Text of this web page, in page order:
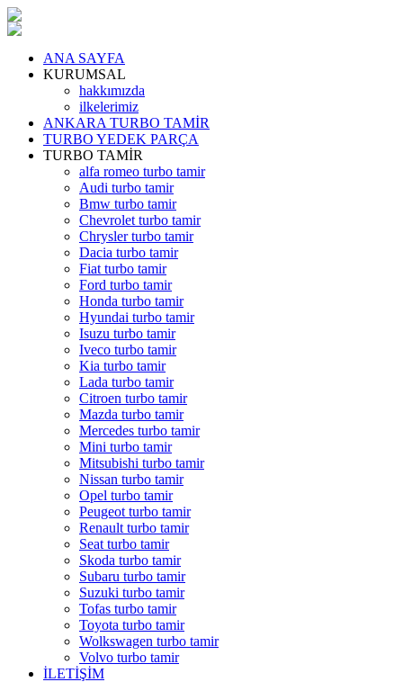
ANA SAYFA
KURUMSAL
hakkımızda
ilkelerimiz
ANKARA TURBO TAMİR
TURBO YEDEK PARÇA
TURBO TAMİR
alfa romeo turbo tamir
Audi turbo tamir
Bmw turbo tamir
Chevrolet turbo tamir
Chrysler turbo tamir
Dacia turbo tamir
Fiat turbo tamir
Ford turbo tamir
Honda turbo tamir
Hyundai turbo tamir
Isuzu turbo tamir
Iveco turbo tamir
Kia turbo tamir
Lada turbo tamir
Citroen turbo tamir
Mazda turbo tamir
Mercedes turbo tamir
Mini turbo tamir
Mitsubishi turbo tamir
Nissan turbo tamir
Opel turbo tamir
Peugeot turbo tamir
Renault turbo tamir
Seat turbo tamir
Skoda turbo tamir
Subaru turbo tamir
Suzuki turbo tamir
Tofas turbo tamir
Toyota turbo tamir
Wolkswagen turbo tamir
Volvo turbo tamir
İLETİŞİM